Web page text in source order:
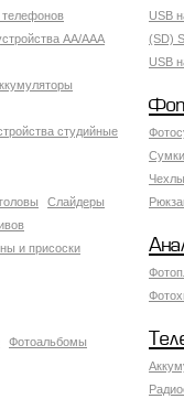
AA/AAA
студийные
USB
(SD)
USB
Слайдеры
и присоски
Фотоальбомы